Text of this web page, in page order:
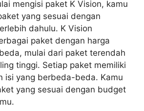
mengisi paket K Vision, kamu
yang sesuai dengan
dahulu. K Vision
paket dengan harga
mulai dari paket terendah
tinggi. Setiap paket memiliki
isi yang berbeda-beda. Kamu
yang sesuai dengan budget